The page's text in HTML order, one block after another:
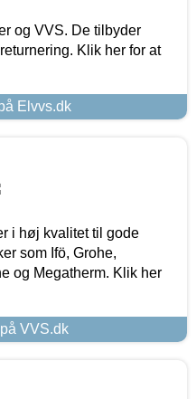
og VVS. De tilbyder
Klik her for at
Elvvs.dk
i høj kvalitet til gode
som Ifö, Grohe,
og Megatherm. Klik her
VVS.dk